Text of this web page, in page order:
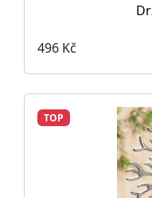
496 Kč
TOP